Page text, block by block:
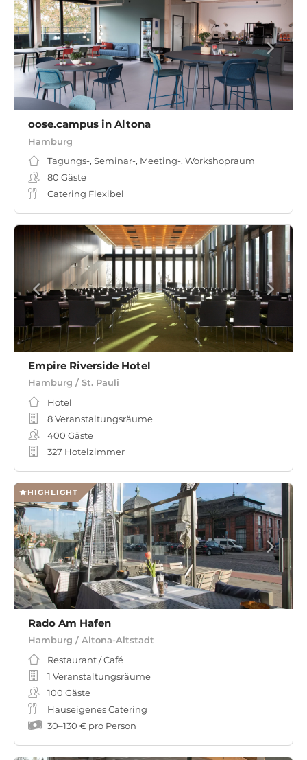
oose.campus in Altona
Hamburg
Tagungs-, Seminar-, Meeting-, Workshopraum
80 Gäste
Catering Flexibel
Empire Riverside Hotel
Hamburg / St. Pauli
Hotel
8 Veranstaltungsräume
400 Gäste
327 Hotelzimmer
HIGHLIGHT
Rado Am Hafen
Hamburg / Altona-Altstadt
Restaurant / Café
1 Veranstaltungsräume
100 Gäste
Hauseigenes Catering
30–130 € pro Person